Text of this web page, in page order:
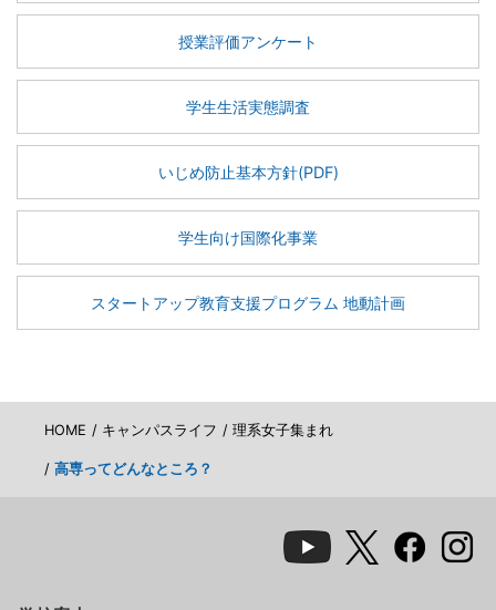
授業評価アンケート
学生生活実態調査
いじめ防止基本方針(PDF)
学生向け国際化事業
スタートアップ教育支援プログラム 地動計画
HOME キャンパスライフ 理系女子集まれ
高専ってどんなところ？